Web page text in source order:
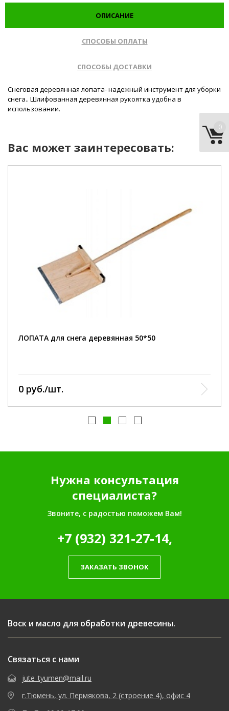
ОПИСАНИЕ
СПОСОБЫ ОПЛАТЫ
СПОСОБЫ ДОСТАВКИ
Снеговая деревянная лопата- надежный инструмент для уборки
снега.. Шлифованная деревянная рукоятка удобна в
использовании.
Вас может заинтересовать:
ЛОПАТА для снега деревянная 50*50
для уборки снега.
материал корпуса:
конструкция :
0 руб./шт.
Нужна консультация
специалиста?
Звоните, с радостью поможем Вам!
+7 (932) 321-27-14,
ЗАКАЗАТЬ ЗВОНОК
Воск и масло для обработки древесины.
Связаться с нами
jute_tyumen@mail.ru
г.Тюмень, ул. Пермякова, 2 (строение 4), офис 4
0